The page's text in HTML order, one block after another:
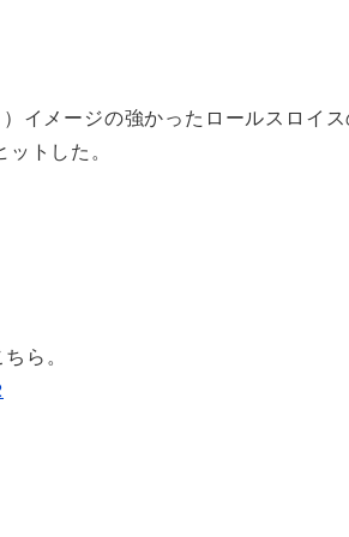
イメージの強かったロールスロイ
トした。
ら。